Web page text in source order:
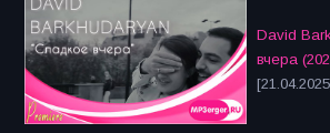
David
вчера